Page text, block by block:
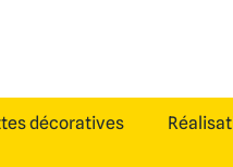
décoratives